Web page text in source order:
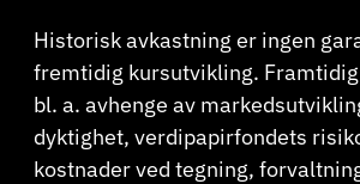
Historisk avkastning er ingen
fremtidig kursutvikling.
bl. a. avhenge av
dyktighet, verdipapirfondets
kostnader ved tegning,